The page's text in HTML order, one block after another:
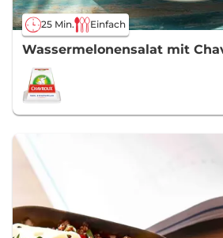
25 Min. Einfach
Wassermelonensalat mit